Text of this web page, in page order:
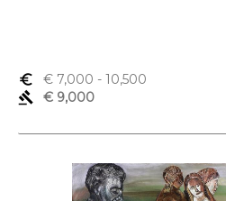
euro_symbol € 7,000 - 10,500
gavel
€ 9,000